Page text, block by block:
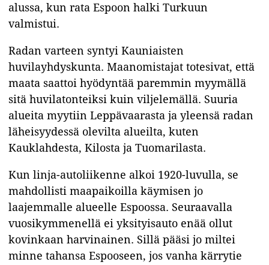
alussa, kun rata Espoon halki Turkuun
valmistui.
Radan varteen syntyi Kauniaisten
huvilayhdyskunta. Maanomistajat totesivat, että
maata saattoi hyödyntää paremmin myymällä
sitä huvilatonteiksi kuin viljelemällä. Suuria
alueita myytiin Leppävaarasta ja yleensä radan
läheisyydessä olevilta alueilta, kuten
Kauklahdesta, Kilosta ja Tuomarilasta.
Kun linja-autoliikenne alkoi 1920-luvulla, se
mahdollisti maapaikoilla käymisen jo
laajemmalle alueelle Espoossa. Seuraavalla
vuosikymmenellä ei yksityisauto enää ollut
kovinkaan harvinainen. Sillä pääsi jo miltei
minne tahansa Espooseen, jos vanha kärrytie